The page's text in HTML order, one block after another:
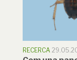
RECERCA